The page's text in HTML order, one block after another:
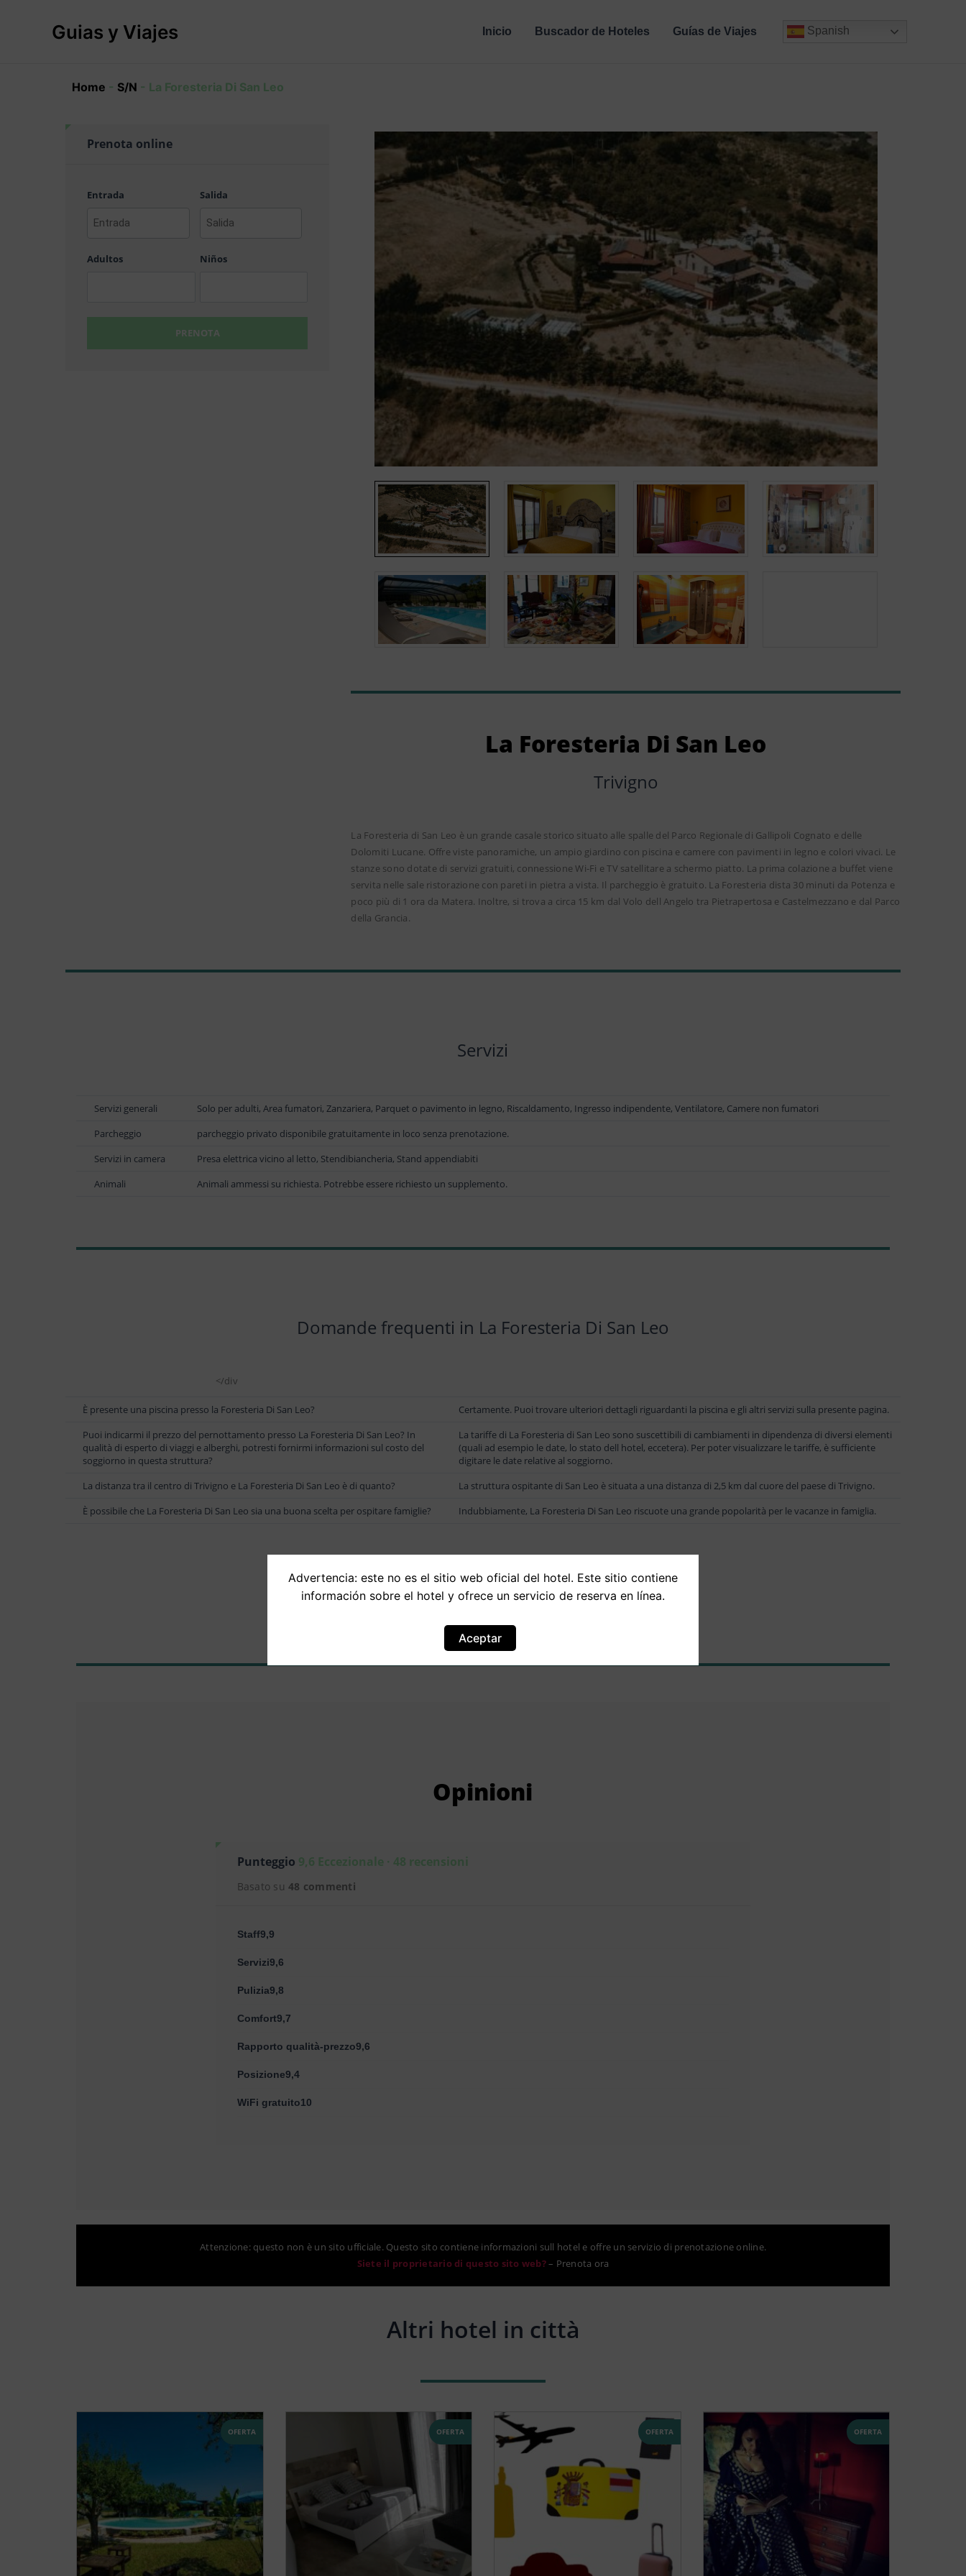
Guias y Viajes Inicio Buscador de Hoteles Guías de Viajes Spanish
Home - S/N - La Foresteria Di San Leo
Prenota online
Entrada Salida
Adultos Niños
PRENOTA
La Foresteria Di San Leo
Trivigno
La Foresteria di San Leo è un grande casale storico situato alle spalle del Parco Regionale di Gallipoli Cognato e delle
Dolomiti Lucane. Offre viste panoramiche, un ampio giardino con piscina e camere con pavimenti in legno e colori vivaci. Le
stanze sono dotate di servizi gratuiti, connessione Wi-Fi e TV satellitare a schermo piatto. La prima colazione a buffet viene
servita nelle sale ristorazione con pareti in pietra a vista. Il parcheggio è gratuito. La Foresteria dista 30 minuti da Potenza e
poco più di 1 ora da Matera. Inoltre, si trova a circa 15 km dal Volo dell Angelo tra Pietrapertosa e Castelmezzano e dal Parco
della Grancia.
Servizi
Servizi generali
Solo per adulti, Area fumatori, Zanzariera, Parquet o pavimento in legno, Riscaldamento, Ingresso indipendente, Ventilatore, Camere non fumatori
Parcheggio
parcheggio privato disponibile gratuitamente in loco senza prenotazione.
Servizi in camera
Presa elettrica vicino al letto, Stendibiancheria, Stand appendiabiti
Animali
Animali ammessi su richiesta. Potrebbe essere richiesto un supplemento.
Domande frequenti in La Foresteria Di San Leo
</div
È presente una piscina presso la Foresteria Di San Leo?
Certamente. Puoi trovare ulteriori dettagli riguardanti la piscina e gli altri servizi sulla presente pagina.
Puoi indicarmi il prezzo del pernottamento presso La Foresteria Di San Leo? In
qualità di esperto di viaggi e alberghi, potresti fornirmi informazioni sul costo del
soggiorno in questa struttura?
La tariffe di La Foresteria di San Leo sono suscettibili di cambiamenti in dipendenza di diversi elementi
(quali ad esempio le date, lo stato dell hotel, eccetera). Per poter visualizzare le tariffe, è sufficiente
digitare le date relative al soggiorno.
La distanza tra il centro di Trivigno e La Foresteria Di San Leo è di quanto?
La struttura ospitante di San Leo è situata a una distanza di 2,5 km dal cuore del paese di Trivigno.
È possibile che La Foresteria Di San Leo sia una buona scelta per ospitare famiglie?
Indubbiamente, La Foresteria Di San Leo riscuote una grande popolarità per le vacanze in famiglia.
Posizione
C.da San Leo 11, 85018 Trivigno, Italia
Opinioni
Punteggio 9,6 Eccezionale · 48 recensioni
Basato su48 commenti
Staff9,9
Servizi9,6
Pulizia9,8
Comfort9,7
Rapporto qualità-prezzo9,6
Posizione9,4
WiFi gratuito10
Attenzione: questo non è un sito ufficiale. Questo sito contiene informazioni sull hotel e offre un servizio di prenotazione online.
Siete il proprietario di questo sito web?– Prenota ora
Altri hotel in città
OFERTA OFERTA OFERTA OFERTA
Advertencia: este no es el sitio web oficial del hotel. Este sitio contiene
información sobre el hotel y ofrece un servicio de reserva en línea.
Aceptar